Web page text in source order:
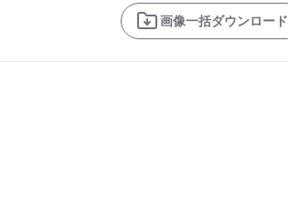
画像一括ダウンロード